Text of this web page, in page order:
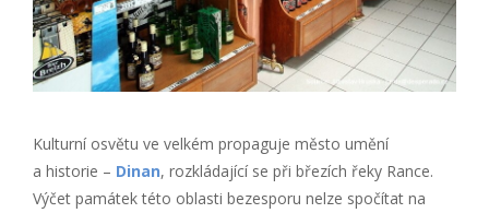
Kulturní osvětu ve velkém propaguje město umění
a historie – Dinan, rozkládající se při březích řeky Rance.
Výčet památek této oblasti bezesporu nelze spočítat na